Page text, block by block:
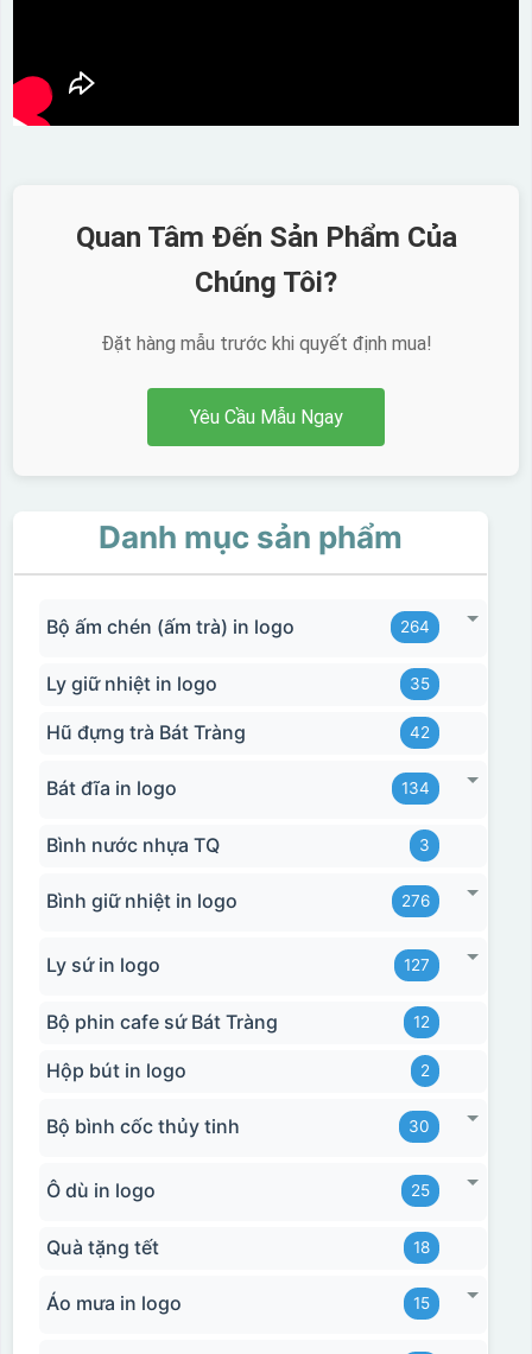
Hộp xi 2 cốc
Quan Tâm Đến Sản Phẩm Của
Chúng Tôi?
Đặt hàng mẫu trước khi quyết định mua!
Yêu Cầu Mẫu Ngay
Danh mục sản phẩm
Bộ ấm chén (ấm trà) in logo 264
Ly giữ nhiệt in logo 35
Hũ đựng trà Bát Tràng 42
Bát đĩa in logo 134
Bình nước nhựa TQ 3
Bình giữ nhiệt in logo 276
Ly sứ in logo 127
Bộ phin cafe sứ Bát Tràng 12
Hộp bút in logo 2
Bộ bình cốc thủy tinh 30
Ô dù in logo 25
Quà tặng tết 18
Áo mưa in logo 15